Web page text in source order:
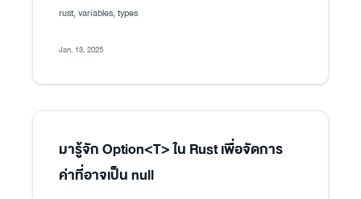
rust, variables, types
Jan. 13, 2025
มารู้จัก Option<T> ใน Rust เพื่อจัดการ
ค่าที่อาจเป็น null